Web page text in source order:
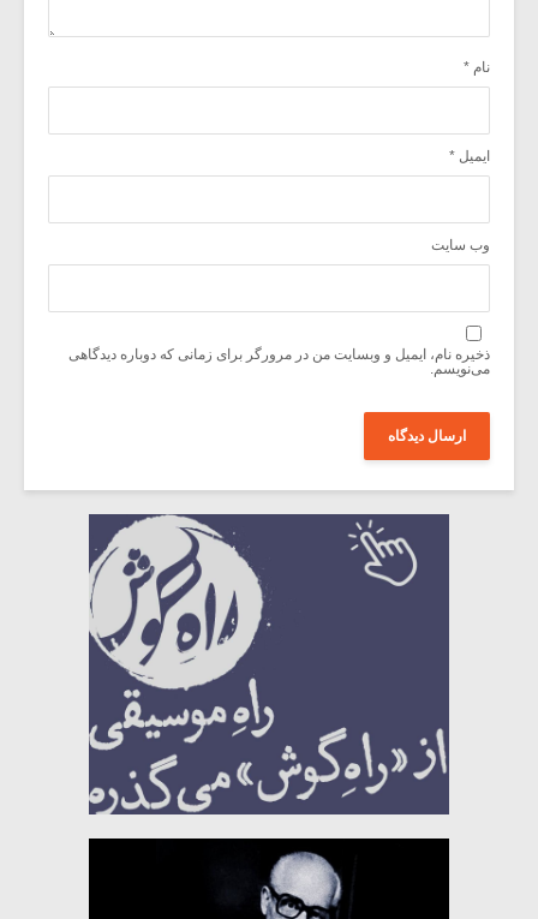
نام *
ایمیل *
وب‌ سایت
ذخیره نام، ایمیل و وبسایت من در مرورگر برای زمانی که دوباره دیدگاهی
می‌نویسم.